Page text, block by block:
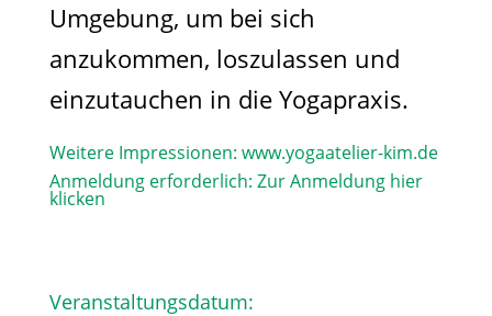
Umgebung, um bei sich
anzukommen, loszulassen und
einzutauchen in die Yogapraxis.
Weitere Impressionen: www.yogaatelier-kim.de​
Anmeldung erforderlich: Zur Anmeldung hier
klicken
Veranstaltungsdatum: